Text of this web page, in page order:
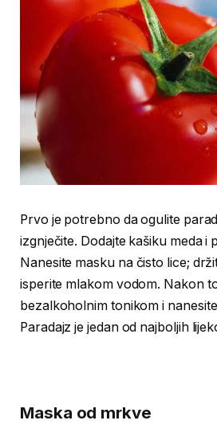
Prvo je potrebno da ogulite
izgnječite. Dodajte kašiku meda i
Nanesite masku na čisto lice;
isperite mlakom vodom. Nakon
bezalkoholnim tonikom i
Paradajz je jedan od najboljih
Maska od mrkve